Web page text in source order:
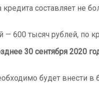
составляет не
600 тысяч рублей, по
30 сентября 2020
будет внести в